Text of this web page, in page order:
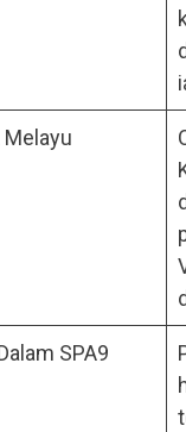
Melayu
SPA9